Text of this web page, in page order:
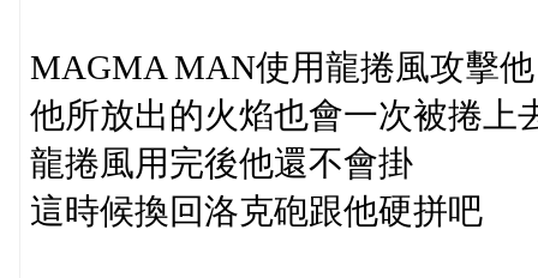
MAGMA MAN使用龍捲風攻擊他
他所放出的火焰也會一次被捲上
龍捲風用完後他還不會掛
這時候換回洛克砲跟他硬拼吧